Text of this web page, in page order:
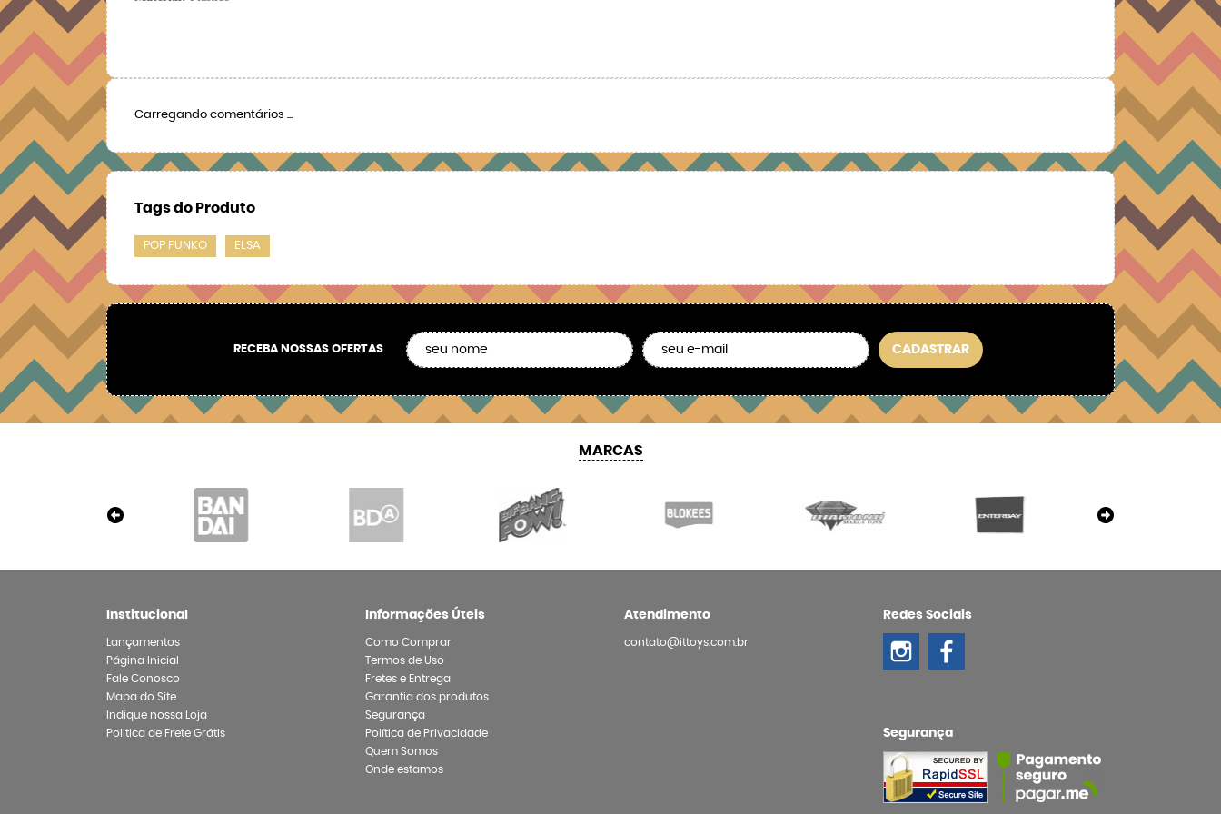
Carregando comentários ...
Tags do Produto
POP FUNKO ELSA
RECEBA NOSSAS OFERTAS CADASTRAR
MARCAS
Institucional
Lançamentos
Página Inicial
Fale Conosco
Mapa do Site
Indique nossa Loja
Politica de Frete Grátis
Informações Úteis
Como Comprar
Termos de Uso
Fretes e Entrega
Garantia dos produtos
Segurança
Política de Privacidade
Quem Somos
Onde estamos
Atendimento
contato@ittoys.com.br
Redes Sociais
Segurança